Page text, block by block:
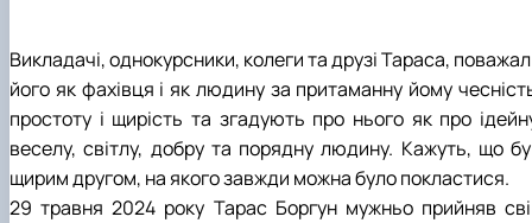
(02.05.1981 - 02.02.2025 р.), випускник 2003 р…
ШЕВЧЕНКО Володимир В’ячеславович
(30.06.1965 - 03.2022 р.), випускник 1992 року.
ШИНКАРЬОВ Олексій Сергійович
- 25.08.2023 р.), випускник 2016 року.
ЯРЕМА Микола Юрійович (13.12.1973 -
18.12.2022 р.), випускник 1996 року.
Викладачі, однокурсники, колеги та друзі Тараса,
його як фахівця і як людину за притаманну йому
простоту і щирість та згадують про нього як про
веселу, світлу, добру та порядну людину. Кажуть, що
щирим другом, на якого завжди можна було покластися.
29 травня 2024 року Тарас Боргун мужньо прийняв